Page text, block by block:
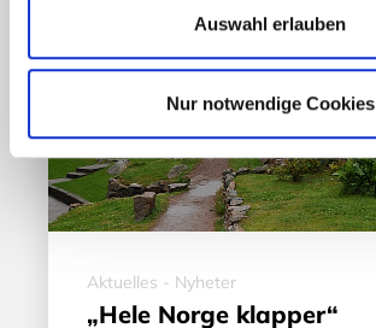
Auswahl erlauben
Nur notwendige Cookies
Aktuelles - Nyheter
„Hele Norge klapper“